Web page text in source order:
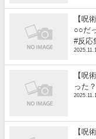
【呪
○○だ
#反応
【呪
った
【呪